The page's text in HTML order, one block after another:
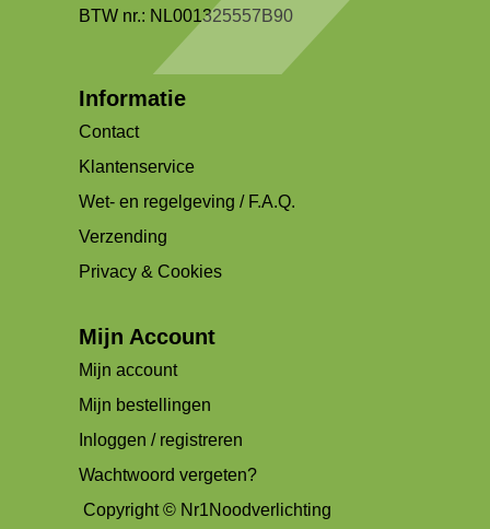
BTW nr.: NL001325557B90
Informatie
Contact
Klantenservice
Wet- en regelgeving / F.A.Q.
Verzending
Privacy & Cookies
Mijn Account
Mijn account
Mijn bestellingen
Inloggen / registreren
Wachtwoord vergeten?
Copyright © Nr1Noodverlichting